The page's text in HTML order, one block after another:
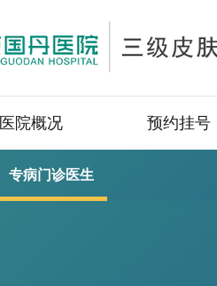
医院概况 预约挂号
专病门诊医生